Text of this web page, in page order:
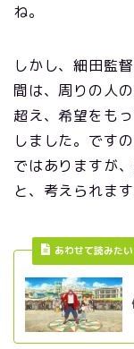
ね。
しかし、細田監
間は、周りの人
超え、希望をも
しました。です
ではありますが
と、考えられます
あわせて読みたい